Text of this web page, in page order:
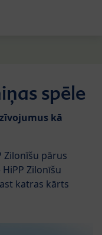
spēle
kā
Zilonīšu pārus
Zilonīšu
katras kārts